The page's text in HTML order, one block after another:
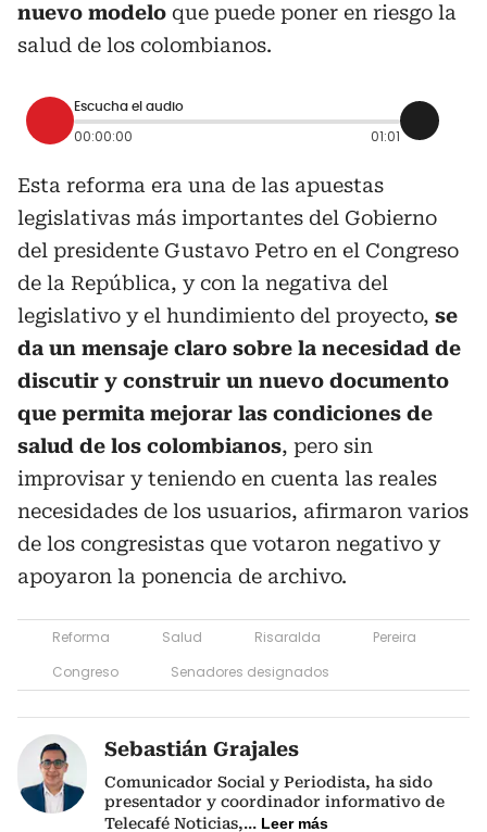
nuevo modelo que puede poner en riesgo la
salud de los colombianos.
Escucha el audio
00:00:00 01:01
Esta reforma era una de las apuestas
legislativas más importantes del Gobierno
del presidente Gustavo Petro en el Congreso
de la República, y con la negativa del
legislativo y el hundimiento del proyecto, se
da un mensaje claro sobre la necesidad de
discutir y construir un nuevo documento
que permita mejorar las condiciones de
salud de los colombianos, pero sin
improvisar y teniendo en cuenta las reales
necesidades de los usuarios, afirmaron varios
de los congresistas que votaron negativo y
apoyaron la ponencia de archivo.
Reforma Salud Risaralda
Pereira
Congreso
Senadores designados
Sebastián Grajales
Comunicador Social y Periodista, ha sido
presentador y coordinador informativo de
Telecafé Noticias,... Leer más